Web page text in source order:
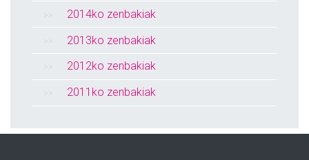
2014ko zenbakiak
2013ko zenbakiak
2012ko zenbakiak
2011ko zenbakiak